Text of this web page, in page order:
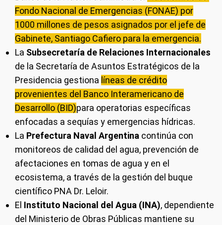
Fondo Nacional de Emergencias (FONAE) por
1000 millones de pesos asignados por el jefe de
Gabinete, Santiago Cafiero para la emergencia.
La Subsecretaría de Relaciones Internacionales
de la Secretaría de Asuntos Estratégicos de la
Presidencia gestiona líneas de crédito
provenientes del Banco Interamericano de
Desarrollo (BID)para operatorias específicas
enfocadas a sequías y emergencias hídricas.
La Prefectura Naval Argentina continúa con
monitoreos de calidad del agua, prevención de
afectaciones en tomas de agua y en el
ecosistema, a través de la gestión del buque
científico PNA Dr. Leloir.
El Instituto Nacional del Agua (INA), dependiente
del Ministerio de Obras Públicas mantiene su